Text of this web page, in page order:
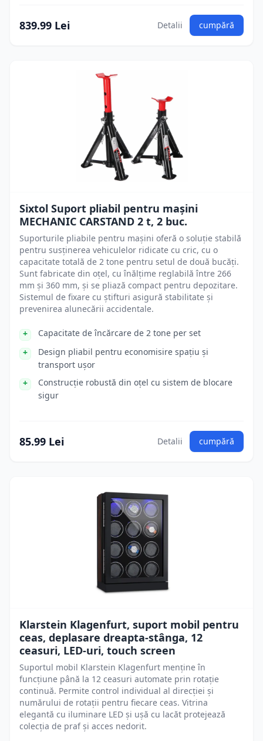
839.99 Lei Detalii cumpără
Sixtol Suport pliabil pentru mașini
MECHANIC CARSTAND 2 t, 2 buc.
Suporturile pliabile pentru mașini oferă o soluție stabilă
pentru susținerea vehiculelor ridicate cu cric, cu o
capacitate totală de 2 tone pentru setul de două bucăți.
Sunt fabricate din oțel, cu înălțime reglabilă între 266
mm și 360 mm, și se pliază compact pentru depozitare.
Sistemul de fixare cu știfturi asigură stabilitate și
prevenirea alunecării accidentale.
Capacitate de încărcare de 2 tone per set
Design pliabil pentru economisire spațiu și
transport ușor
Construcție robustă din oțel cu sistem de blocare
sigur
85.99 Lei Detalii cumpără
Klarstein Klagenfurt, suport mobil pentru
ceas, deplasare dreapta-stânga, 12
ceasuri, LED-uri, touch screen
Suportul mobil Klarstein Klagenfurt menține în
funcțiune până la 12 ceasuri automate prin rotație
continuă. Permite control individual al direcției și
numărului de rotații pentru fiecare ceas. Vitrina
elegantă cu iluminare LED și ușă cu lacăt protejează
colecția de praf și acces nedorit.